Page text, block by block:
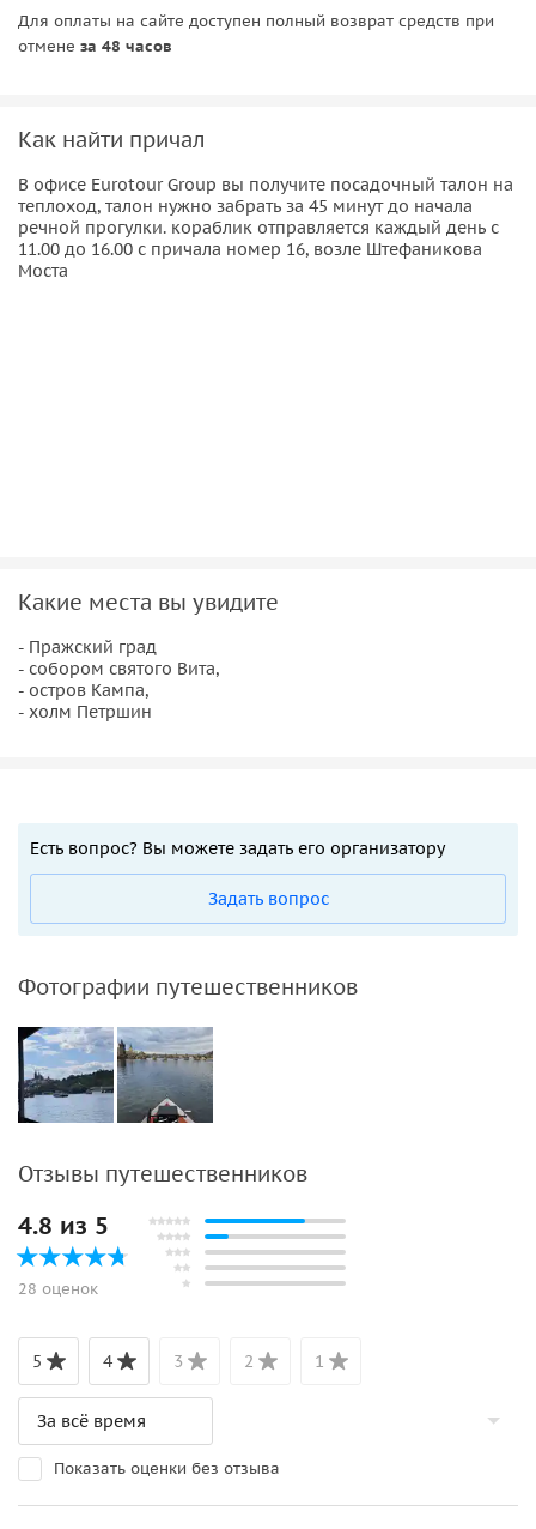
Для оплаты на сайте доступен полный возврат средств при
отмене за 48 часов
Как найти причал
В офисе Eurotour Group вы получите посадочный талон на
теплоход, талон нужно забрать за 45 минут до начала
речной прогулки. кораблик отправляется каждый день с
11.00 до 16.00 с причала номер 16, возле Штефаникова
Моста
Какие места вы увидите
- Пражский град
- собором святого Вита,
- остров Кампа,
- холм Петршин
Есть вопрос? Вы можете задать его организатору
Задать вопрос
Фотографии путешественников
Отзывы путешественников
4.8 из 5
28 оценок
5 4 3 2 1
Показать оценки без отзыва